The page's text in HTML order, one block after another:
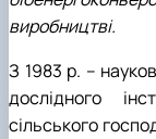
виробництві.
З 1983 р. –
дослідного
сільського